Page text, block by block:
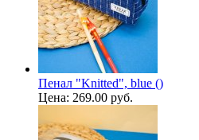
Пенал "Knitted", blue ()
Цена: 269.00 руб.